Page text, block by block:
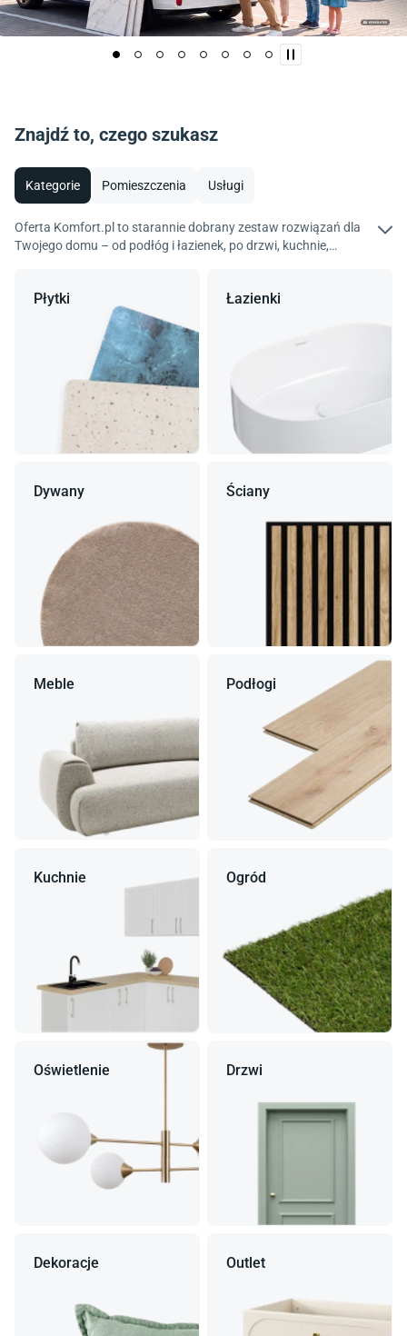
Znajdź to, czego szukasz
Kategorie Pomieszczenia Usługi
Oferta Komfort.pl to starannie dobrany zestaw rozwiązań dla
Twojego domu – od podłóg i łazienek, po drzwi, kuchnie,
funkcjonalnych wnętrzach. Odkryj ofertę Komfort i zaprojektuj
mieszkanie idealne.
Płytki Łazienki
Dywany Ściany
Meble Podłogi
Kuchnie Ogród
Oświetlenie Drzwi
Dekoracje Outlet